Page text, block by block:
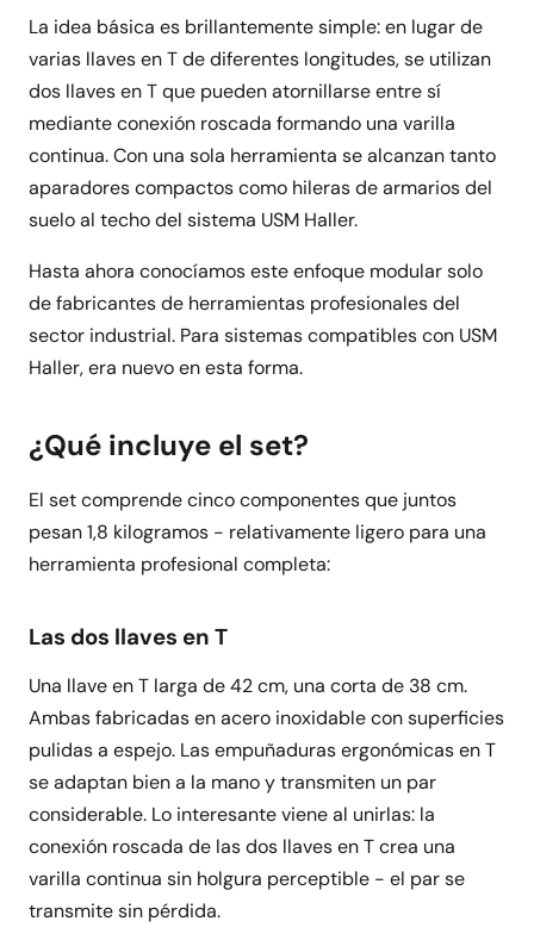
La idea básica es brillantemente simple: en lugar de
varias llaves en T de diferentes longitudes, se utilizan
dos llaves en T que pueden atornillarse entre sí
mediante conexión roscada formando una varilla
continua. Con una sola herramienta se alcanzan tanto
aparadores compactos como hileras de armarios del
suelo al techo del sistema USM Haller.
Hasta ahora conocíamos este enfoque modular solo
de fabricantes de herramientas profesionales del
sector industrial. Para sistemas compatibles con USM
Haller, era nuevo en esta forma.
¿Qué incluye el set?
El set comprende cinco componentes que juntos
pesan 1,8 kilogramos - relativamente ligero para una
herramienta profesional completa:
Las dos llaves en T
Una llave en T larga de 42 cm, una corta de 38 cm.
Ambas fabricadas en acero inoxidable con superficies
pulidas a espejo. Las empuñaduras ergonómicas en T
se adaptan bien a la mano y transmiten un par
considerable. Lo interesante viene al unirlas: la
conexión roscada de las dos llaves en T crea una
varilla continua sin holgura perceptible - el par se
transmite sin pérdida.